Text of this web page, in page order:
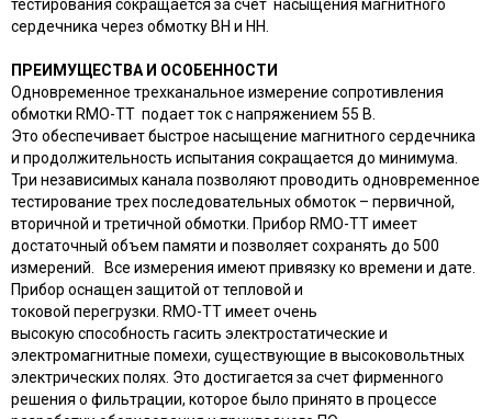
тестирования сокращается за счет насыщения магнитного
сердечника через обмотку ВН и НН.
ПРЕИМУЩЕСТВА И ОСОБЕННОСТИ
Одновременное трехканальное измерение сопротивления
обмотки RMO-TT подает ток с напряжением 55 В.
Это обеспечивает быстрое насыщение магнитного сердечника
и продолжительность испытания сокращается до минимума.
Три независимых канала позволяют проводить одновременное
тестирование трех последовательных обмоток – первичной,
вторичной и третичной обмотки. Прибор RMO-TT имеет
достаточный объем памяти и позволяет сохранять до 500
измерений. Все измерения имеют привязку ко времени и дате.
Прибор оснащен защитой от тепловой и
токовой перегрузки. RMO-TT имеет очень
высокую способность гасить электростатические и
электромагнитные помехи, существующие в высоковольтных
электрических полях. Это достигается за счет фирменного
решения о фильтрации, которое было принято в процессе